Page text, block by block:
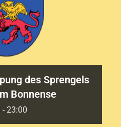
des Sprengels
Bonnense
-23:00